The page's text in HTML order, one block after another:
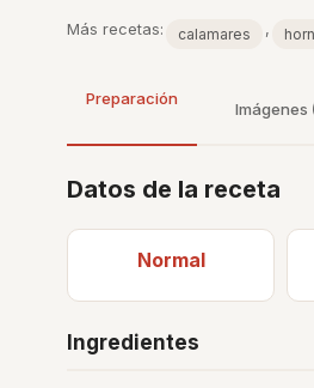
Más recetas: calamares ,
Preparación
Imágenes
Datos de la receta
Normal
Ingredientes